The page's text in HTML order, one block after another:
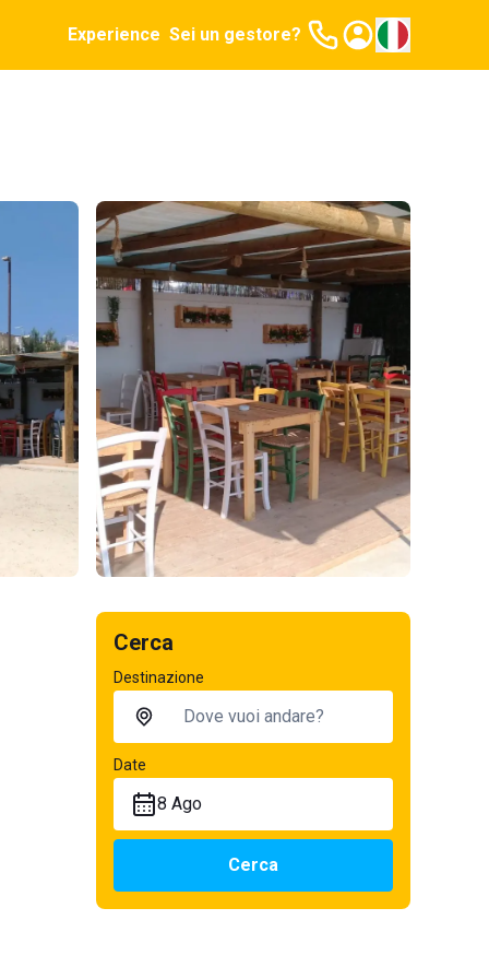
Experience Sei un gestore?
Cerca
Destinazione
Date
8 Ago
Cerca